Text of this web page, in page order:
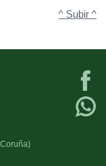
^ Subir ^